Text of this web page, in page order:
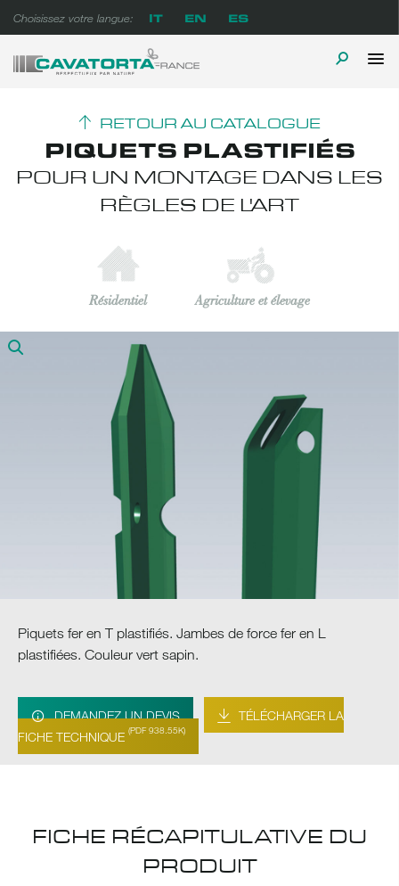
to
content
Choisissez votre langue: IT EN ES
TOGGLE
RETOUR AU CATALOGUE
PIQUETS PLASTIFIÉS
POUR UN MONTAGE DANS LES
RÈGLES DE L'ART
Résidentiel Agriculture et élevage
Piquets fer en T plastifiés. Jambes de force fer en L
plastifiées. Couleur vert sapin.
DEMANDEZ UN DEVIS
TÉLÉCHARGER LA
FICHE TECHNIQUE (PDF 938.55K)
FICHE RÉCAPITULATIVE DU
PRODUIT